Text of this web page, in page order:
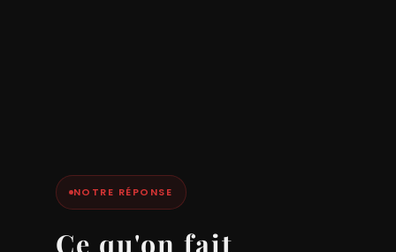
NOTRE RÉPONSE
Ce qu'on fait